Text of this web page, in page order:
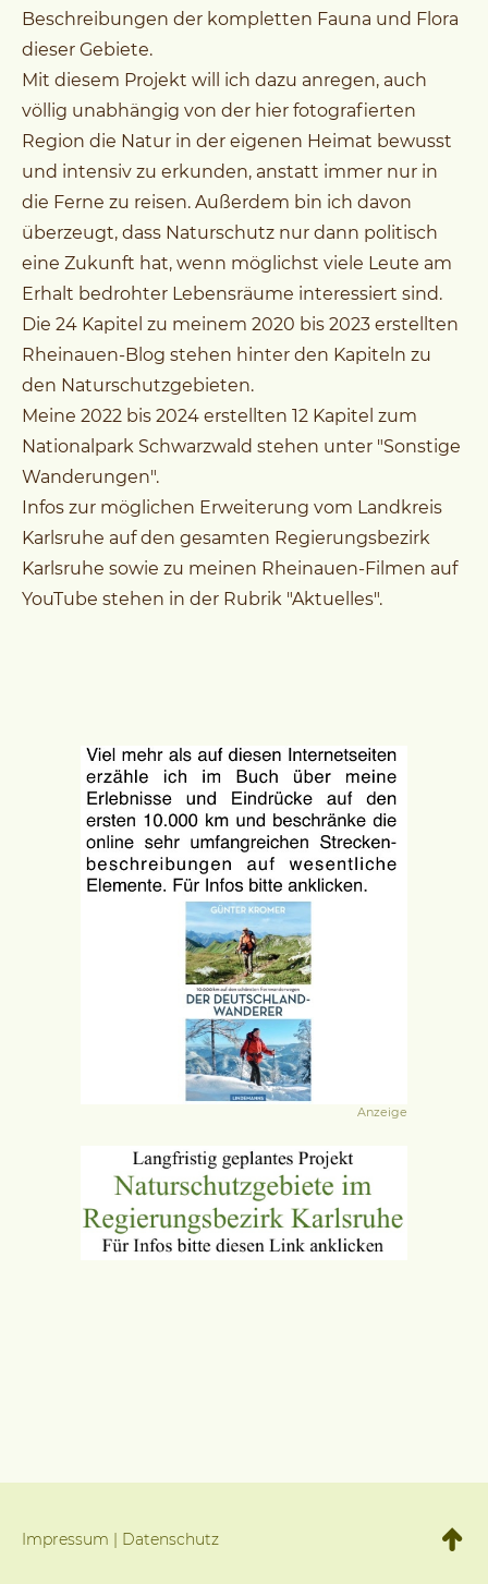
Beschreibungen der kompletten Fauna und Flora
dieser Gebiete.
Mit diesem Projekt will ich dazu anregen, auch
völlig unabhängig von der hier fotografierten
Region die Natur in der eigenen Heimat bewusst
und intensiv zu erkunden, anstatt immer nur in
die Ferne zu reisen. Außerdem bin ich davon
überzeugt, dass Naturschutz nur dann politisch
eine Zukunft hat, wenn möglichst viele Leute am
Erhalt bedrohter Lebensräume interessiert sind.
Die 24 Kapitel zu meinem 2020 bis 2023 erstellten
Rheinauen-Blog stehen hinter den Kapiteln zu
den Naturschutzgebieten.
Meine 2022 bis 2024 erstellten 12 Kapitel zum
Nationalpark Schwarzwald stehen unter "Sonstige
Wanderungen".
Infos zur möglichen Erweiterung vom Landkreis
Karlsruhe auf den gesamten Regierungsbezirk
Karlsruhe sowie zu meinen Rheinauen-Filmen auf
YouTube stehen in der Rubrik "Aktuelles".
Anzeige
Impressum | Datenschutz